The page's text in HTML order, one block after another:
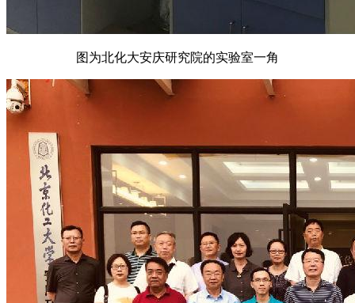
图为北化大安庆研究院的实验室一角